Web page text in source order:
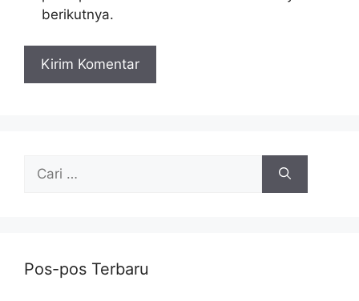
berikutnya.
untuk:
Pos-pos Terbaru